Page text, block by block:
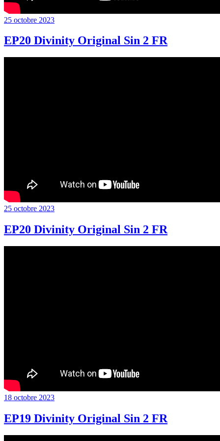
Publié
25 octobre 2023
EP20 Divinity Original Sin 2 FR
Publié
25 octobre 2023
EP20 Divinity Original Sin 2 FR
Publié
18 octobre 2023
EP19 Divinity Original Sin 2 FR